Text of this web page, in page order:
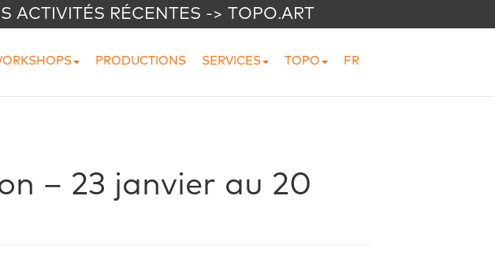
ACTIVITÉS RÉCENTES -> TOPO.ART
PRODUCTIONS SERVICES TOPO FR
– 23 janvier au 20